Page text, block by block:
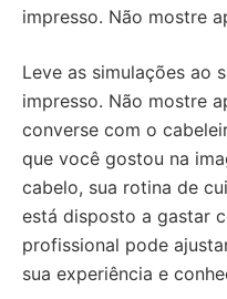
impresso. Não mostre
Leve as simulações ao
impresso. Não mostre
converse com o
que você gostou na
cabelo, sua rotina de
está disposto a gastar
profissional pode
sua experiência e